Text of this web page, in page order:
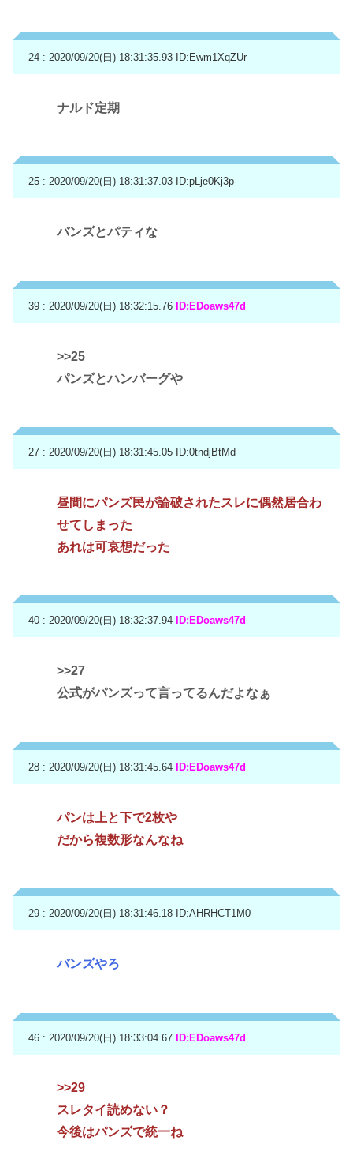
24 : 2020/09/20(日) 18:31:35.93 ID:Ewm1XqZUr
ナルド定期
25 : 2020/09/20(日) 18:31:37.03 ID:pLje0Kj3p
バンズとパティな
39 : 2020/09/20(日) 18:32:15.76 ID:EDoaws47d
>>25
パンズとハンバーグや
27 : 2020/09/20(日) 18:31:45.05 ID:0tndjBtMd
昼間にパンズ民が論破されたスレに偶然居合わ
せてしまった
あれは可哀想だった
40 : 2020/09/20(日) 18:32:37.94 ID:EDoaws47d
>>27
公式がパンズって言ってるんだよなぁ
28 : 2020/09/20(日) 18:31:45.64 ID:EDoaws47d
パンは上と下で2枚や
だから複数形なんなね
29 : 2020/09/20(日) 18:31:46.18 ID:AHRHCT1M0
バンズやろ
46 : 2020/09/20(日) 18:33:04.67 ID:EDoaws47d
>>29
スレタイ読めない？
今後はパンズで統一ね